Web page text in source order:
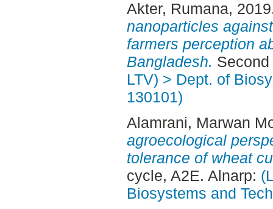
Akter, Rumana,
nanoparticles
farmers perception
Bangladesh.
LTV) > Dept. of
130101)
Alamrani, Marwan
agroecological
tolerance of wheat
cycle, A2E. Alnarp:
Biosystems and